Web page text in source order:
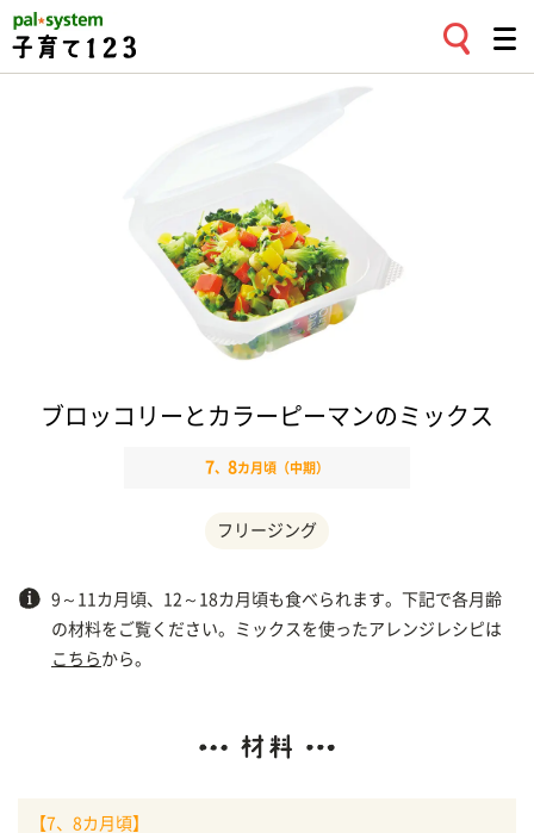
ブロッコリーとカラーピーマンのミックス
7、 8カ月頃（中期）
フリージング
9～11カ月頃、12～18カ月頃も食べられます。下記で各月齢
の材料をご覧ください。ミックスを使ったアレンジレシピは
こちら から。
【7、8カ月頃】